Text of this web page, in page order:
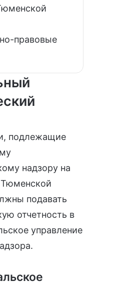
правовые
подлежащие
надзору на
подавать
отчетность в
управление